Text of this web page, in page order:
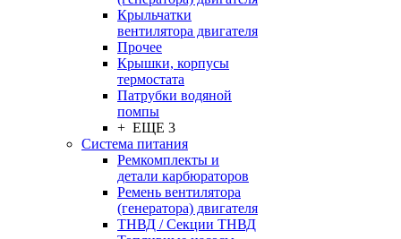
Крыльчатки
вентилятора двигателя
Прочее
Крышки, корпусы
термостата
Патрубки водяной
помпы
+ ЕЩЕ 3
Система питания
Ремкомплекты и
детали карбюраторов
Ремень вентилятора
(генератора) двигателя
ТНВД / Секции ТНВД